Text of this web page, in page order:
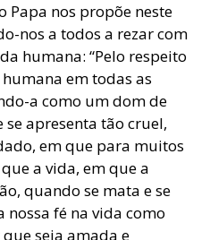
Papa nos propõe neste
nos a todos a rezar com
humana: “Pelo respeito
em todas as
a como um dom de
se apresenta tão cruel,
em que para muitos
a vida, em que a
quando se mata e se
nossa fé na vida como
seja amada e